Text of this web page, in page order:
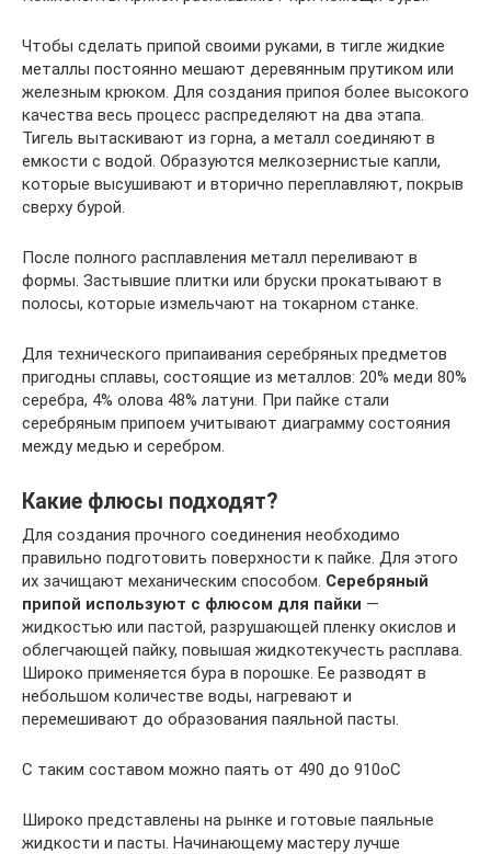
Чтобы сделать припой своими руками, в тигле жидкие
металлы постоянно мешают деревянным прутиком или
железным крюком. Для создания припоя более высокого
качества весь процесс распределяют на два этапа.
Тигель вытаскивают из горна, а металл соединяют в
емкости с водой. Образуются мелкозернистые капли,
которые высушивают и вторично переплавляют, покрыв
сверху бурой.
После полного расплавления металл переливают в
формы. Застывшие плитки или бруски прокатывают в
полосы, которые измельчают на токарном станке.
Для технического припаивания серебряных предметов
пригодны сплавы, состоящие из металлов: 20% меди 80%
серебра, 4% олова 48% латуни. При пайке стали
серебряным припоем учитывают диаграмму состояния
между медью и серебром.
Какие флюсы подходят?
Для создания прочного соединения необходимо
правильно подготовить поверхности к пайке. Для этого
их зачищают механическим способом. Серебряный
припой используют с флюсом для пайки —
жидкостью или пастой, разрушающей пленку окислов и
облегчающей пайку, повышая жидкотекучесть расплава.
Широко применяется бура в порошке. Ее разводят в
небольшом количестве воды, нагревают и
перемешивают до образования паяльной пасты.
С таким составом можно паять от 490 до 910оС
Широко представлены на рынке и готовые паяльные
жидкости и пасты. Начинающему мастеру лучше